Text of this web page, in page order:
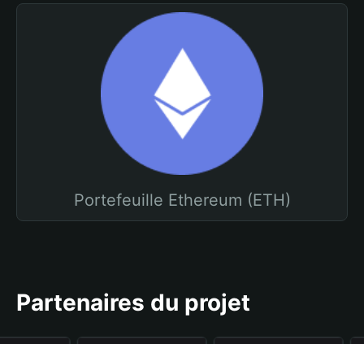
Portefeuille Ethereum (ETH)
Partenaires du projet